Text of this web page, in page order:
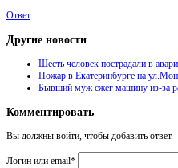
Ответ
Другие новости
Шесть человек пострадали в
Пожар в Екатеринбурге на
Бывший муж сжег машину из-за
Комментировать
Вы должны войти, чтобы добавить ответ.
Логин или email*